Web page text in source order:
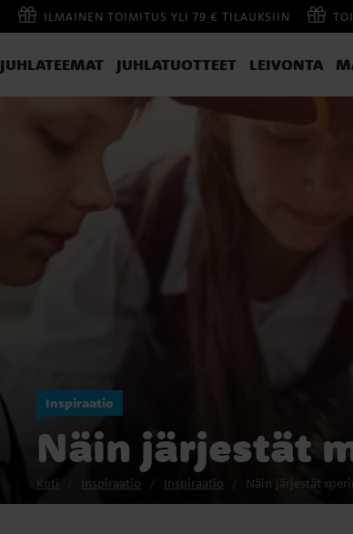
ILMAINEN TOIMITUS YLI 79 € TILAUKSIIN
JUHLATEEMAT JUHLATUOTTEET LEIVONTA
Inspiraatio
Näin järjestät
Koti Inspiraatio Inspiraatio Näin järjestät